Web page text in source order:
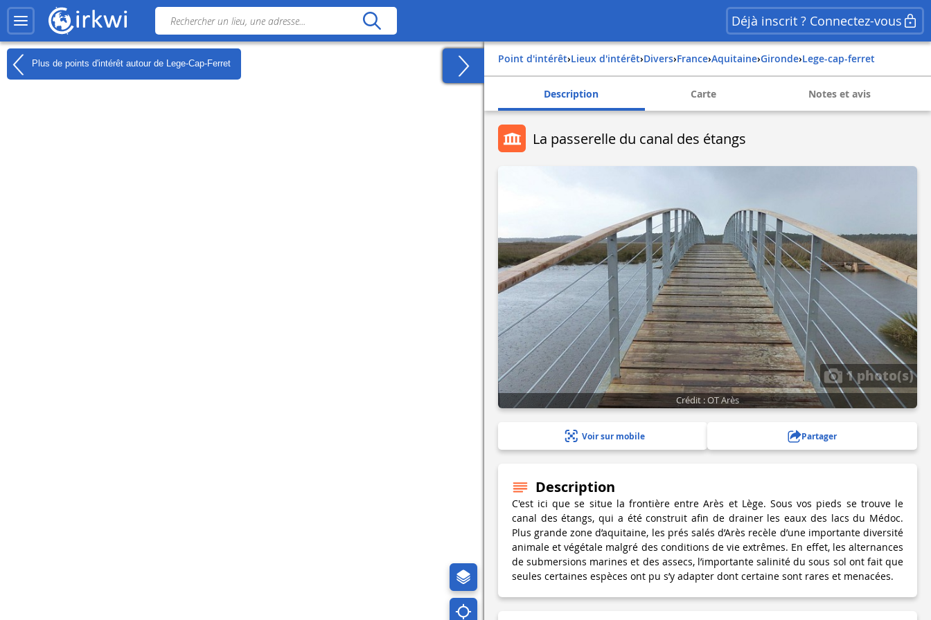
Déjà inscrit ? Connectez-vous
Plus de points d'intérêt autour de Lege-Cap-Ferret Point d'intérêt› Lieux d'intérêt› Divers› france› aquitaine› gironde› lege-cap-ferret
Description Carte Notes et avis
La passerelle du canal des étangs
1 photo(s)
Crédit : OT Arès
Voir sur mobile Partager
Description
C'est ici que se situe la frontière entre Arès et Lège. Sous vos pieds se trouve le
canal des étangs, qui a été construit afin de drainer les eaux des lacs du Médoc.
Plus grande zone d’aquitaine, les prés salés d’Arès recèle d’une importante diversité
animale et végétale malgré des conditions de vie extrêmes. En effet, les alternances
de submersions marines et des assecs, l’importante salinité du sous sol ont fait que
seules certaines espèces ont pu s’y adapter dont certaine sont rares et menacées.